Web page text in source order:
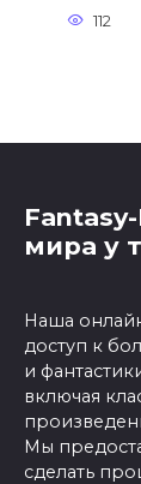
112
мира у
Наша
доступ к
и
включая
Мы
сделать